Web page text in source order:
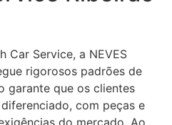
Car Service, a NEVES
rigorosos padrões de
garante que os clientes
com peças e